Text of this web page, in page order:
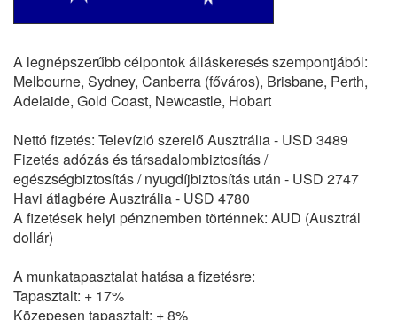
A legnépszerűbb célpontok álláskeresés szempontjából:
Melbourne, Sydney, Canberra (főváros), Brisbane, Perth,
Adelaide, Gold Coast, Newcastle, Hobart
Nettó fizetés: Televízió szerelő Ausztrália - USD 3489
Fizetés adózás és társadalombiztosítás /
egészségbiztosítás / nyugdíjbiztosítás után - USD 2747
Havi átlagbére Ausztrália - USD 4780
A fizetések helyi pénznemben történnek: AUD (Ausztrál
dollár)
A munkatapasztalat hatása a fizetésre:
Tapasztalt: + 17%
Közepesen tapasztalt: + 8%